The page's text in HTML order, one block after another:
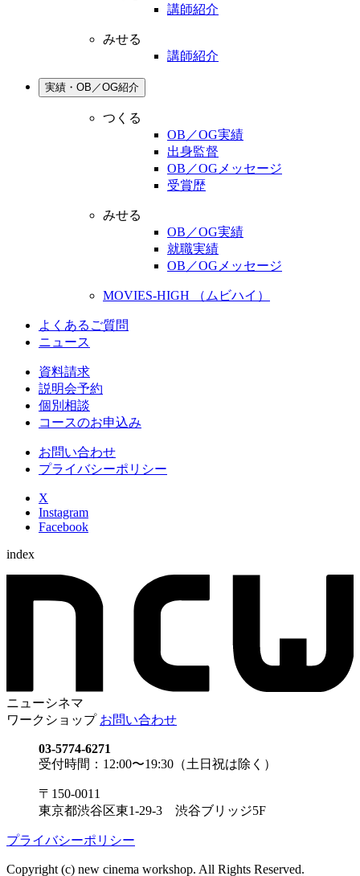
講師紹介
みせる
講師紹介
実績・OB／OG紹介
つくる
OB／OG実績
出身監督
OB／OGメッセージ
受賞歴
みせる
OB／OG実績
就職実績
OB／OGメッセージ
MOVIES-HIGH （ムビハイ）
よくあるご質問
ニュース
資料請求
説明会予約
個別相談
コースのお申込み
お問い合わせ
プライバシーポリシー
X
Instagram
Facebook
index
ニューシネマ
ワークショップ お問い合わせ
03-5774-6271
受付時間：12:00〜19:30（土日祝は除く）
〒150-0011
東京都渋谷区東1-29-3 渋谷ブリッジ5F
プライバシーポリシー
Copyright (c) new cinema workshop. All Rights Reserved.